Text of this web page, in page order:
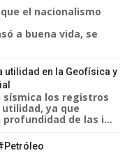
el nacionalismo
a buena vida, se
utilidad en la Geofísica y
los registros
ya que
de las i...